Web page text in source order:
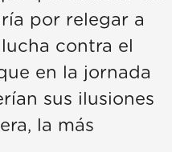
por relegar a
contra el
en la jornada
sus ilusiones
la más